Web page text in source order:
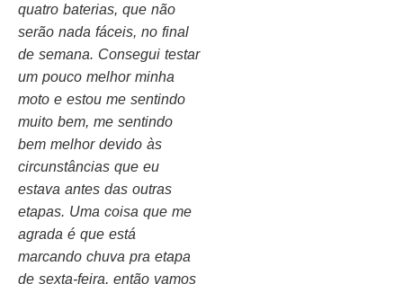
quatro baterias, que não
serão nada fáceis, no final
de semana. Consegui testar
um pouco melhor minha
moto e estou me sentindo
muito bem, me sentindo
bem melhor devido às
circunstâncias que eu
estava antes das outras
etapas. Uma coisa que me
agrada é que está
marcando chuva pra etapa
de sexta-feira, então vamos